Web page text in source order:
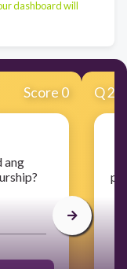
dashboard will
Score 0
ang
Q2